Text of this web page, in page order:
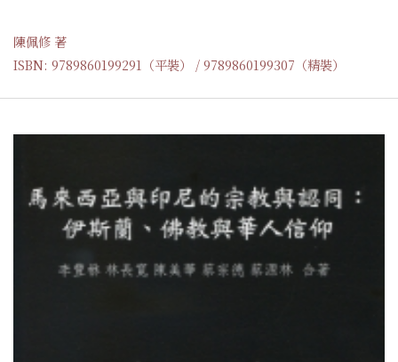
陳佩修 著
ISBN: 9789860199291（平裝） / 9789860199307（精裝）